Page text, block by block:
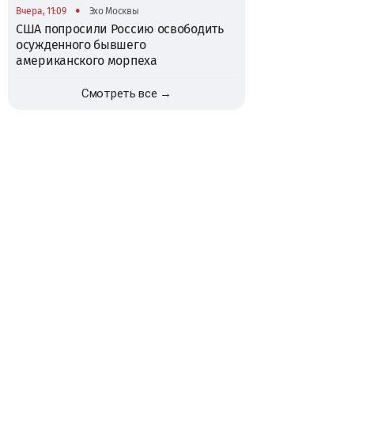
Вчера, 11:09 • Эхо Москвы
США попросили Россию освободить
осужденного бывшего
американского морпеха
Смотреть все →